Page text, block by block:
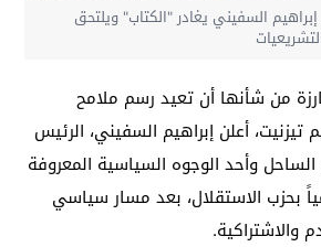
السفيني يغادر "الكتاب" ويلتحق
من شأنها أن تعيد رسم ملامح
تيزنيت، أعلن إبراهيم السفيني، الرئيس
الساحل وأحد الوجوه السياسية المعروفة
بحزب الاستقلال، بعد مسار سياسي
والاشتراكية.